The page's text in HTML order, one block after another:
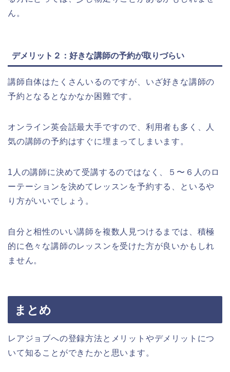
ん。
デメリット２：好きな講師の予約が取りづらい
講師自体はたくさんいるのですが、いざ好きな講師の
予約となるとなかなか困難です。
オンライン英会話最大手ですので、利用者も多く、人
気の講師の予約はすぐに埋まってしまいます。
1人の講師に決めて受講するのではなく、５〜６人のロ
ーテーションを決めてレッスンを予約する、といるや
り方がいいでしょう。
自分と相性のいい講師を複数人見つけるまでは、積極
的に色々な講師のレッスンを受けた方が良いかもしれ
ません。
まとめ
レアジョブへの登録方法とメリットやデメリットにつ
いて知ることができたかと思います。